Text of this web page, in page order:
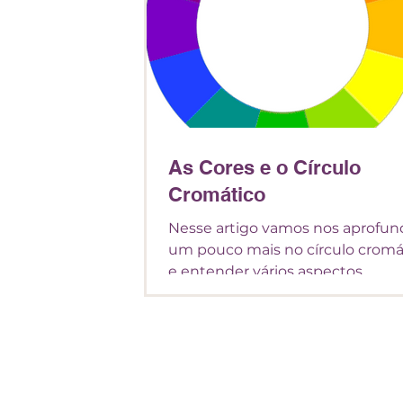
As Cores e o Círculo
Cromático
Nesse artigo vamos nos
um pouco mais no círculo
e entender vários aspectos
relacionados a ele e suas cores.